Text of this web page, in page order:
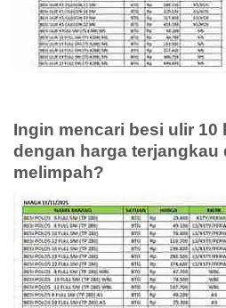
Ingin mencari besi ulir 10
dengan harga terjangkau
melimpah?